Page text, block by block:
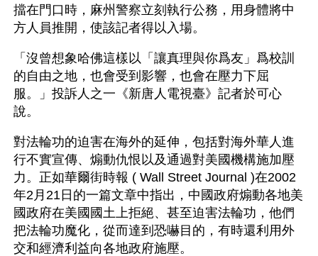
擋在門口時，麻州警察立刻執行公務，用身體將中
方人員推開，使該記者得以入場。
「沒曾想象哈佛這樣以「讓真理與你爲友」爲校訓
的自由之地，也會受到影響，也會在壓力下屈
服。」投訴人之一《新唐人電視臺》記者於可心
說。
對法輪功的迫害在海外的延伸，包括對海外華人進
行不實宣傳、煽動仇恨以及通過對美國機構施加壓
力。正如華爾街時報 ( Wall Street Journal )在2002
年2月21日的一篇文章中指出，中國政府煽動各地美
國政府在美國國土上拒絕、甚至迫害法輪功，他們
把法輪功魔化，從而達到恐嚇目的，有時還利用外
交和經濟利益向各地政府施壓。